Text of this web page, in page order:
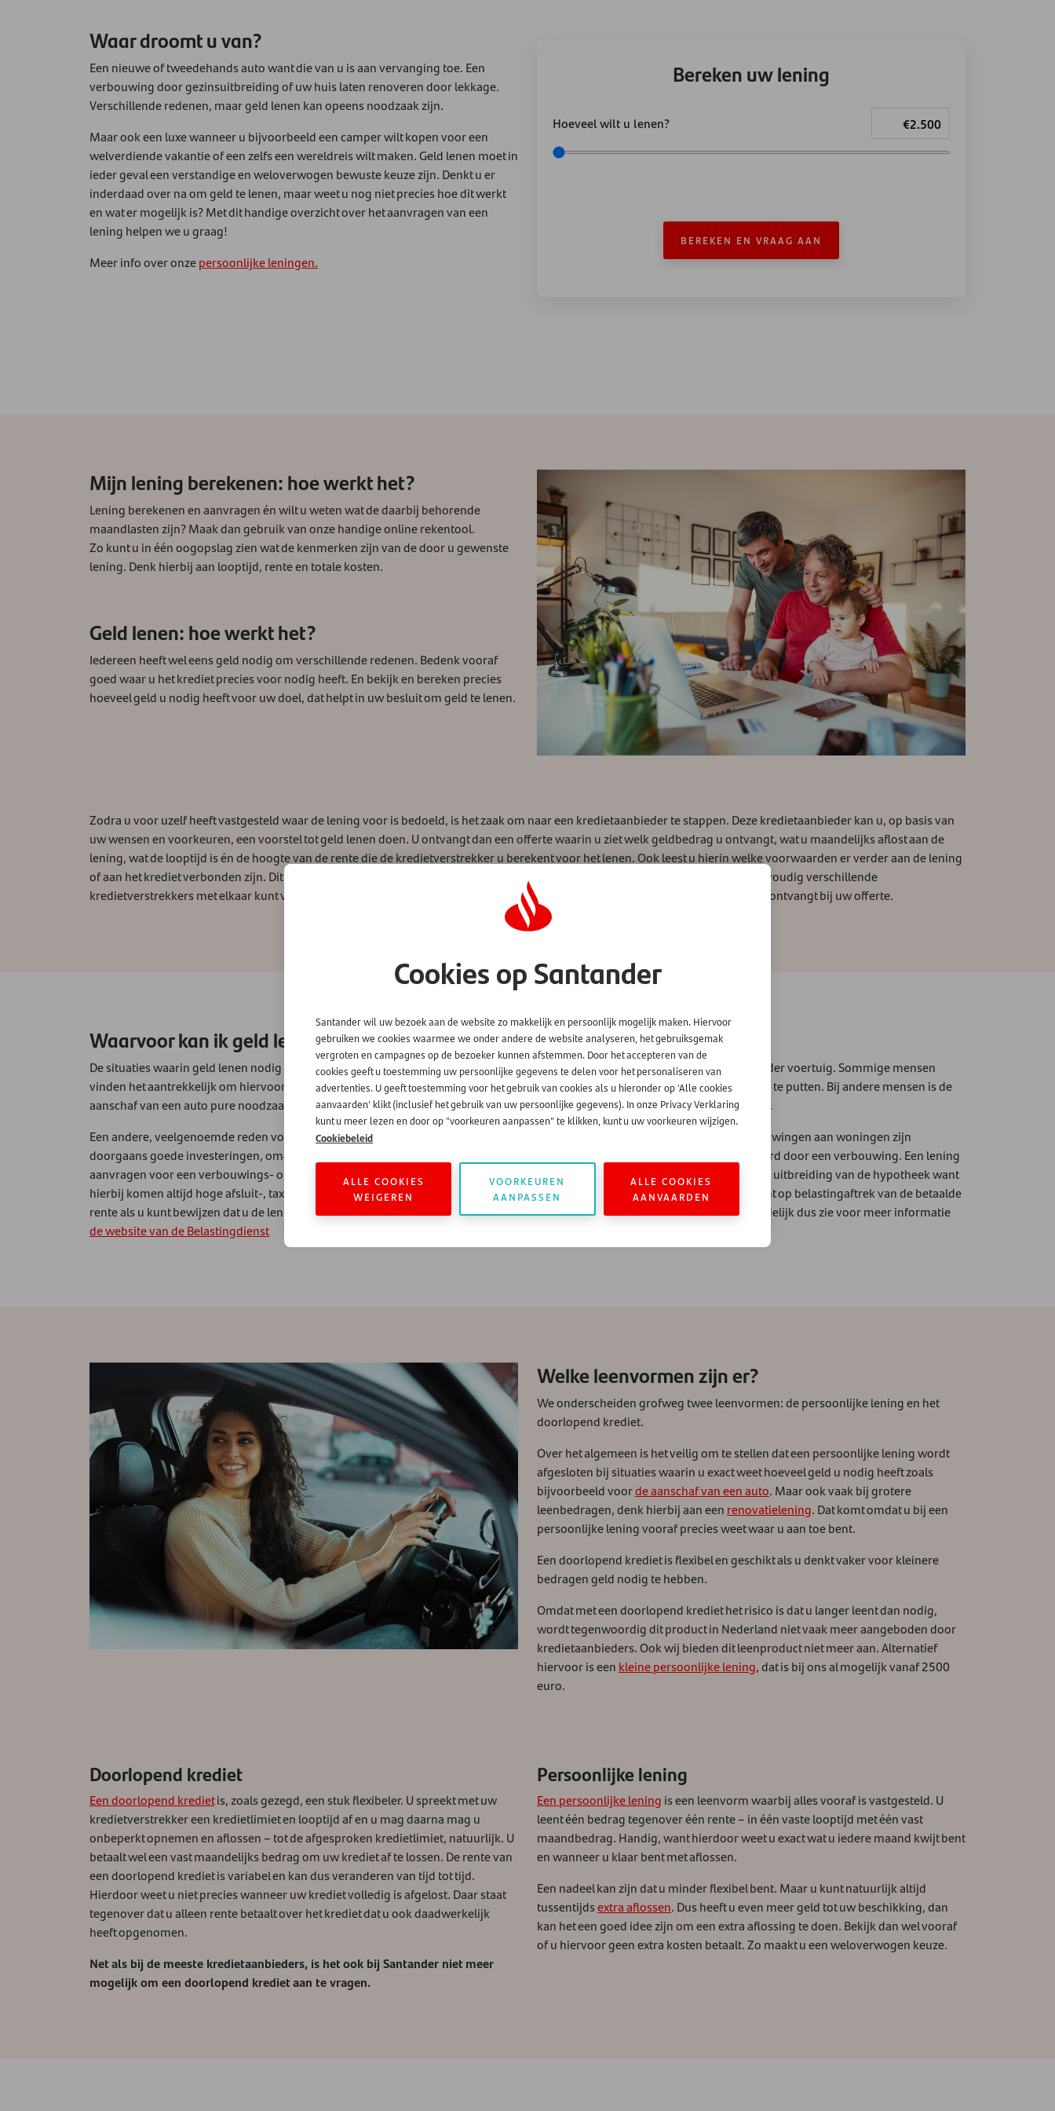
Waar droomt u van?
Een nieuwe of tweedehands auto want die van u is aan vervanging toe. Een
verbouwing door gezinsuitbreiding of uw huis laten renoveren door lekkage.
Verschillende redenen, maar geld lenen kan opeens noodzaak zijn.
Maar ook een luxe wanneer u bijvoorbeeld een camper wilt kopen voor een
welverdiende vakantie of een zelfs een wereldreis wilt maken. Geld lenen moet in
ieder geval een verstandige en weloverwogen bewuste keuze zijn. Denkt u er
inderdaad over na om geld te lenen, maar weet u nog niet precies hoe dit werkt
en wat er mogelijk is? Met dit handige overzicht over het aanvragen van een
lening helpen we u graag!
Meer info over onzepersoonlijke leningen.
Bereken uw lening
Hoeveel wilt u lenen?
BEREKEN EN VRAAG AAN
Mijn lening berekenen: hoe werkt het?
Lening berekenen en aanvragen én wilt u weten wat de daarbij behorende
maandlasten zijn? Maak dan gebruik van onze handige online rekentool.
Zo kunt u in één oogopslag zien wat de kenmerken zijn van de door u gewenste
lening. Denk hierbij aan looptijd, rente en totale kosten.
Geld lenen: hoe werkt het?
Iedereen heeft wel eens geld nodig om verschillende redenen. Bedenk vooraf
goed waar u het krediet precies voor nodig heeft. En bekijk en bereken precies
hoeveel geld u nodig heeft voor uw doel, dat helpt in uw besluit om geld te lenen.
Zodra u voor uzelf heeft vastgesteld waar de lening voor is bedoeld, is het zaak om naar een kredietaanbieder te stappen. Deze kredietaanbieder kan u, op basis van
uw wensen en voorkeuren, een voorstel tot geld lenen doen. U ontvangt dan een offerte waarin u ziet welk geldbedrag u ontvangt, wat u maandelijks aflost aan de
lening, wat de looptijd is én de hoogte van de rente die de kredietverstrekker u berekent voor het lenen. Ook leest u hierin welke voorwaarden er verder aan de lening
of aan het krediet verbonden zijn. Dit gebeurt altijd in een Standaard Informatieblad (Europese standaardinformatie) zodat u eenvoudig verschillende
kredietverstrekkers met elkaar kunt vergelijken als u dat wilt. Dit informatieblad is Europees verplicht. Dus let er goed op dat u dit ontvangt bij uw offerte.
Waarvoor kan ik geld lenen?
De situaties waarin geld lenen nodig is, lopen uiteen. Een veelgenoemde reden is de aanschaf van een auto, motor, camper of ander voertuig. Sommige mensen
vinden het aantrekkelijk om hiervoor een persoonlijke lening af te sluiten. Zo hoeven ze niet uit hun spaargeld of andere reserves te putten. Bij andere mensen is de
aanschaf van een auto pure noodzaak, bijvoorbeeld door een plotselinge verandering van werklocatie of door gezinsuitbreiding.
Een andere, veelgenoemde reden voor het aanvragen van een lening of krediet is een geplande verbouwing of renovatie. Verbouwingen aan woningen zijn
doorgaans goede investeringen, omdat u investeert in de waarde van uw huis want doorgaans wordt een woning meer geld waard door een verbouwing. Een lening
aanvragen voor een verbouwings- of renovatiedoel kan een goede oplossing zijn. Soms kan het zelfs aantrekkelijker zijn dan een uitbreiding van de hypotheek want
hierbij komen altijd hoge afsluit-, taxatie- en zelfs notariskosten kijken. Overigens heeft u ook bij het afsluiten van een lening recht op belastingaftrek van de betaalde
rente als u kunt bewijzen dat u de lening voor een renovatie gebruikt. Bewaar de bonnetjes dus! U bent hiervoor zelf verantwoordelijk dus zie voor meer informatie
de website van de Belastingdienst
Welke leenvormen zijn er?
We onderscheiden grofweg twee leenvormen: de persoonlijke lening en het
doorlopend krediet.
Over het algemeen is het veilig om te stellen dat een persoonlijke lening wordt
afgesloten bij situaties waarin u exact weet hoeveel geld u nodig heeft zoals
bijvoorbeeld voorde aanschaf van een auto. Maar ook vaak bij grotere
leenbedragen, denk hierbij aan een renovatielening. Dat komt omdat u bij een
persoonlijke lening vooraf precies weet waar u aan toe bent.
Een doorlopend krediet is flexibel en geschikt als u denkt vaker voor kleinere
bedragen geld nodig te hebben.
Omdat met een doorlopend krediet het risico is dat u langer leent dan nodig,
wordt tegenwoordig dit product in Nederland niet vaak meer aangeboden door
kredietaanbieders. Ook wij bieden dit leenproduct niet meer aan. Alternatief
hiervoor is een kleine persoonlijke lening, dat is bij ons al mogelijk vanaf 2500
euro.
Doorlopend krediet
Een doorlopend kredietis, zoals gezegd, een stuk flexibeler. U spreekt met uw
kredietverstrekker een kredietlimiet en looptijd af en u mag daarna mag u
onbeperkt opnemen en aflossen – tot de afgesproken kredietlimiet, natuurlijk. U
betaalt wel een vast maandelijks bedrag om uw krediet af te lossen. De rente van
een doorlopend krediet is variabel en kan dus veranderen van tijd tot tijd.
Hierdoor weet u niet precies wanneer uw krediet volledig is afgelost. Daar staat
tegenover dat u alleen rente betaalt over het krediet dat u ook daadwerkelijk
heeft opgenomen.
Net als bij de meeste kredietaanbieders, is het ook bij Santander niet meer
mogelijk om een doorlopend krediet aan te vragen.
Persoonlijke lening
Een persoonlijke lening is een leenvorm waarbij alles vooraf is vastgesteld. U
leent één bedrag tegenover één rente – in één vaste looptijd met één vast
maandbedrag. Handig, want hierdoor weet u exact wat u iedere maand kwijt bent
en wanneer u klaar bent met aflossen.
Een nadeel kan zijn dat u minder flexibel bent. Maar u kunt natuurlijk altijd
tussentijdsextra aflossen. Dus heeft u even meer geld tot uw beschikking, dan
kan het een goed idee zijn om een extra aflossing te doen. Bekijk dan wel vooraf
of u hiervoor geen extra kosten betaalt. Zo maakt u een weloverwogen keuze.
Cookies op Santander
Santander wil uw bezoek aan de website zo makkelijk en persoonlijk mogelijk maken. Hiervoor
gebruiken we cookies waarmee we onder andere de website analyseren, het gebruiksgemak
vergroten en campagnes op de bezoeker kunnen afstemmen. Door het accepteren van de
cookies geeft u toestemming uw persoonlijke gegevens te delen voor het personaliseren van
advertenties. U geeft toestemming voor het gebruik van cookies als u hieronder op 'Alle cookies
aanvaarden' klikt (inclusief het gebruik van uw persoonlijke gegevens). In onze Privacy Verklaring
kunt u meer lezen en door op "voorkeuren aanpassen" te klikken, kunt u uw voorkeuren wijzigen.
Cookiebeleid
ALLE COOKIES
WEIGEREN
VOORKEUREN
AANPASSEN
ALLE COOKIES
AANVAARDEN